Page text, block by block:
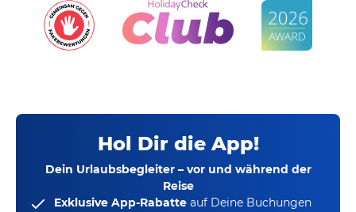
Hol Dir die App!
Dein Urlaubsbegleiter – vor und während der
Reise
Exklusive App-Rabatte auf Deine Buchungen